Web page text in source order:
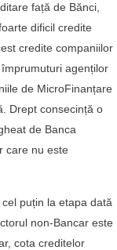
față de Bănci,
dificil credite
credite companiilor
agenților
de MicroFinanțare
Drept consecință o
de Banca
care nu este
puțin la etapa dată
non-Bancar este
cota creditelor